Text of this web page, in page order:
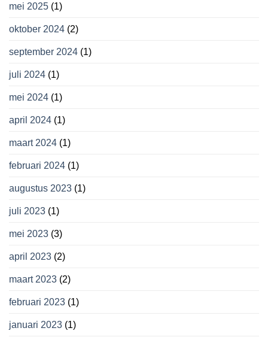
mei 2025 (1)
oktober 2024 (2)
september 2024 (1)
juli 2024 (1)
mei 2024 (1)
april 2024 (1)
maart 2024 (1)
februari 2024 (1)
augustus 2023 (1)
juli 2023 (1)
mei 2023 (3)
april 2023 (2)
maart 2023 (2)
februari 2023 (1)
januari 2023 (1)